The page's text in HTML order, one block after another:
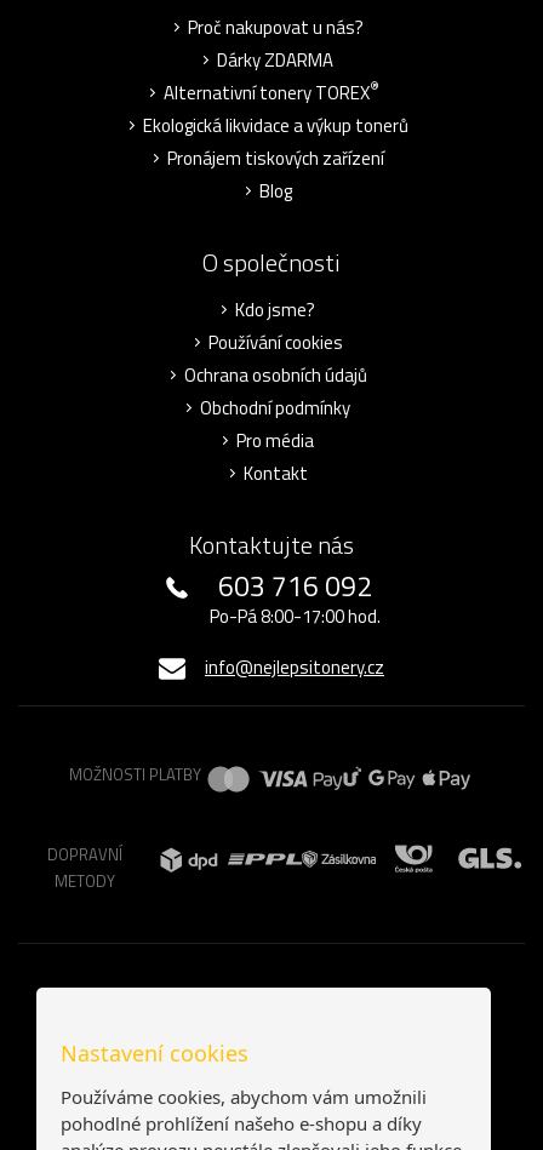
Proč nakupovat u nás?
Dárky ZDARMA
Alternativní tonery TOREX®
Ekologická likvidace a výkup tonerů
Pronájem tiskových zařízení
Blog
O společnosti
Kdo jsme?
Používání cookies
Ochrana osobních údajů
Obchodní podmínky
Pro média
Kontakt
Kontaktujte nás
603 716 092
Po-Pá 8:00-17:00 hod.
info@nejlepsitonery.cz
MOŽNOSTI PLATBY
DOPRAVNÍ
METODY
Nastavení cookies
Používáme cookies, abychom vám umožnili
pohodlné prohlížení našeho e-shopu a díky